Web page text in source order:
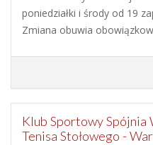
poniedziałki i środy od 19
Zmiana obuwia
Klub Sportowy Spójnia
Tenisa Stołowego -